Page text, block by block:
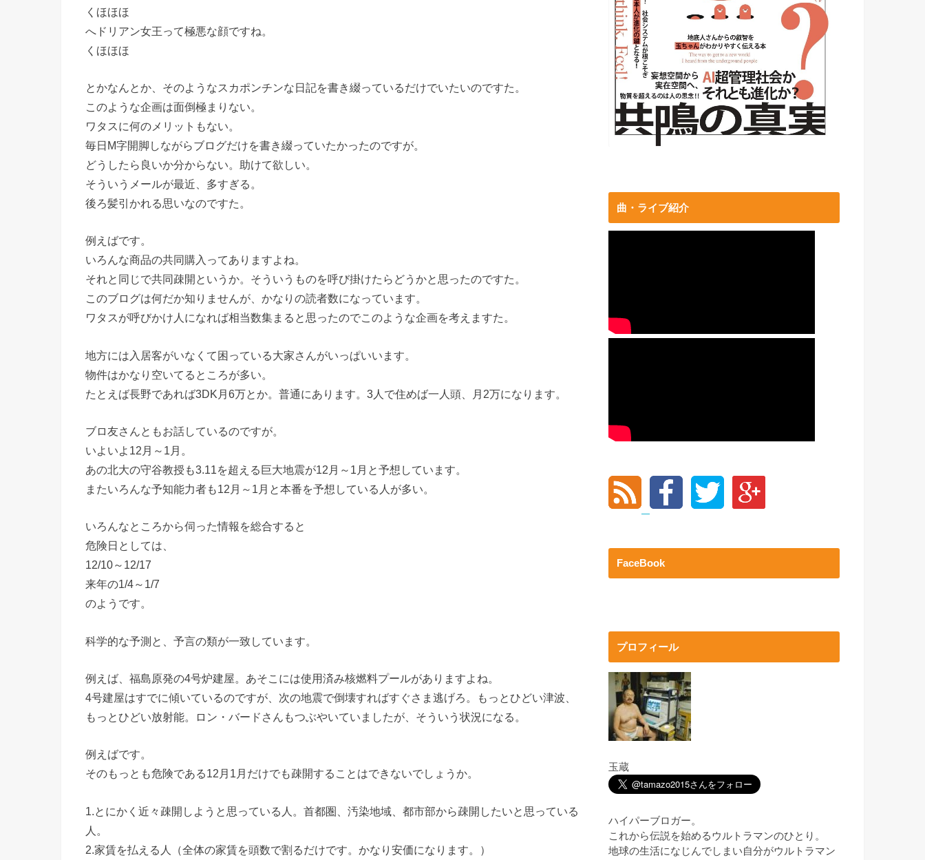
くほほほ
へドリアン女王って極悪な顔ですね。
くほほほ
とかなんとか、そのようなスカポンチンな日記を書き綴っているだけでいたいのですた。
このような企画は面倒極まりない。
ワタスに何のメリットもない。
毎日M字開脚しながらブログだけを書き綴っていたかったのですが。
どうしたら良いか分からない。助けて欲しい。
そういうメールが最近、多すぎる。
後ろ髪引かれる思いなのですた。
例えばです。
いろんな商品の共同購入ってありますよね。
それと同じで共同疎開というか。そういうものを呼び掛けたらどうかと思ったのですた。
このブログは何だか知りませんが、かなりの読者数になっています。
ワタスが呼びかけ人になれば相当数集まると思ったのでこのような企画を考えますた。
地方には入居客がいなくて困っている大家さんがいっぱいいます。
物件はかなり空いてるところが多い。
たとえば長野であれば3DK月6万とか。普通にあります。3人で住めば一人頭、月2万になります。
ブロ友さんともお話しているのですが。
いよいよ12月～1月。
あの北大の守谷教授も3.11を超える巨大地震が12月～1月と予想しています。
またいろんな予知能力者も12月～1月と本番を予想している人が多い。
いろんなところから伺った情報を総合すると
危険日としては、
12/10～12/17
来年の1/4～1/7
のようです。
科学的な予測と、予言の類が一致しています。
例えば、福島原発の4号炉建屋。あそこには使用済み核燃料プールがありますよね。
4号建屋はすでに傾いているのですが、次の地震で倒壊すればすぐさま逃げろ。もっとひどい津波、
もっとひどい放射能。ロン・バードさんもつぶやいていましたが、そういう状況になる。
例えばです。
そのもっとも危険である12月1月だけでも疎開することはできないでしょうか。
1.とにかく近々疎開しようと思っている人。首都圏、汚染地域、都市部から疎開したいと思っている
人。
2.家賃を払える人（全体の家賃を頭数で割るだけです。かなり安価になります。）
曲・ライブ紹介
FaceBook
プロフィール
玉蔵
ハイパーブロガー。
これから伝説を始めるウルトラマンのひとり。
地球の生活になじんでしまい自分がウルトラマン